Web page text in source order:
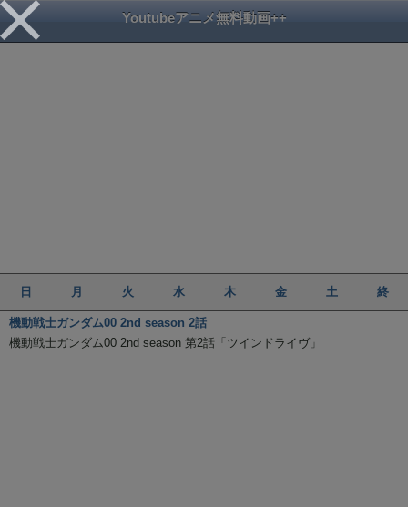
Youtubeアニメ無料動画++
日 月 火 水 木 金 土 終
機動戦士ガンダム00 2nd season 2話
機動戦士ガンダム00 2nd season 第2話「ツインドライヴ」